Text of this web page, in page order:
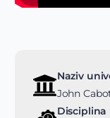
Naziv
John
Disciplina